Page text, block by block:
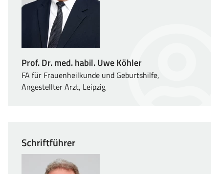
Prof. Dr. med. habil. Uwe Köhler
FA für Frauenheilkunde und Geburtshilfe,
Angestellter Arzt, Leipzig
Schriftführer